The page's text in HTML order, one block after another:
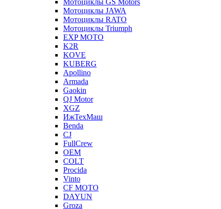
Мотоциклы GS Motors
Мотоциклы JAWA
Мотоциклы RATO
Мотоциклы Triumph
EXP MOTO
K2R
KOVE
KUBERG
Apollino
Armada
Gaokin
QJ Motor
XGZ
ИжТехМаш
Benda
CJ
FullCrew
OEM
COLT
Procida
Vinto
CF MOTO
DAYUN
Groza